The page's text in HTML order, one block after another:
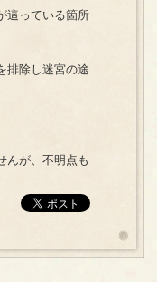
這っている箇所
排除し迷宮の途
んが、不明点も